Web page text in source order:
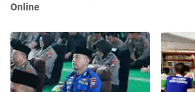
Online